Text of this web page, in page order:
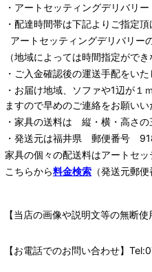
・ アートセッティングデリバリー
・配達時間帯は下記よりご指定頂
アートセッティングデリバリー
（地域によっては時間指定がで
・ご入金確認後の運送手配をい
・お届け地域、ソファや1辺が
ますので早めのご連絡をお願いい
・家具の送料は 縦・横・高さ
・発送元は福井県 郵便番号
家具の個々の配送料はアートセ
こちらから料金検索 （発送元郵
【当店の画像や説明文等の無断使
【お電話でのお問い合わせ】